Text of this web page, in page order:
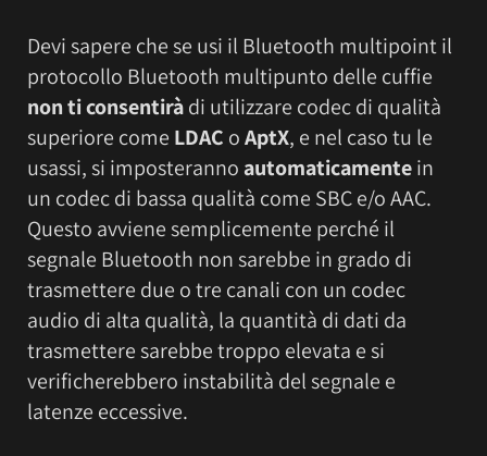
Devi sapere che se usi il Bluetooth multipoint il
protocollo Bluetooth multipunto delle cuffie
non ti consentiràdi utilizzare codec di qualità
superiore come LDAC oAptX, e nel caso tu le
usassi, si imposteranno automaticamentein
un codec di bassa qualità come SBC e/o AAC.
Questo avviene semplicemente perché il
segnale Bluetooth non sarebbe in grado di
trasmettere due o tre canali con un codec
audio di alta qualità, la quantità di dati da
trasmettere sarebbe troppo elevata e si
verificherebbero instabilità del segnale e
latenze eccessive.